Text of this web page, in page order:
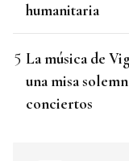
humanitaria
La música de
una misa
conciertos